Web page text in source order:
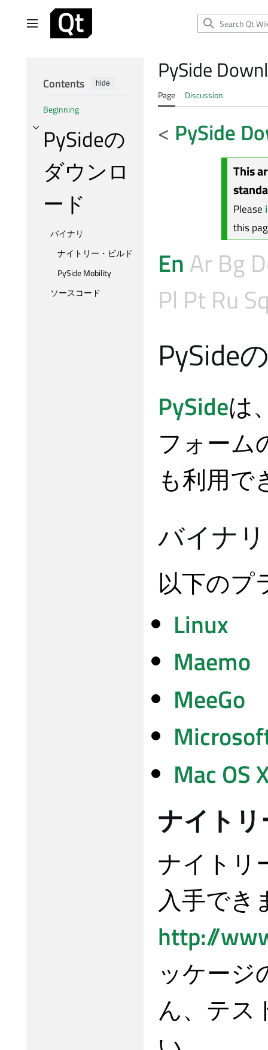
Main menu
Contents hide
Beginning
PySideの
ダウンロ
ード
Toggle PySideのダウンロード subsection
バイナリ
ナイトリー・ビルド
PySide Mobility
ソースコード
PySide
Page Discussion
< PySide
This
Please
this
EnAr Bg
Pl PtRu
PySide
PySideは
フォーム
も利用で
バイナリ
以下のプ
Linux
Maemo
MeeGo
Mac OS
ナイト
ナイトリ
入手でき
http://
ッケージ
ん、テス